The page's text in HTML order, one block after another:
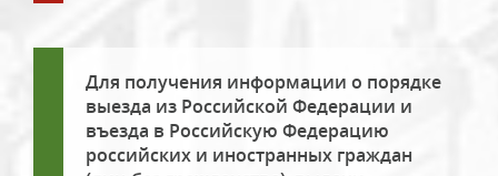
Для получения информации о порядке
выезда из Российской Федерации и
въезда в Российскую Федерацию
российских и иностранных граждан